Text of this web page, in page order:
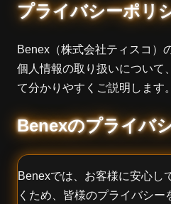
プライバシーポリ
Benex（株式会社ティスコ）
個人情報の取り扱いについて
て分かりやすくご説明します。
Benexのプライバ
Benexでは、お客様に安心し
くため、皆様のプライバシ